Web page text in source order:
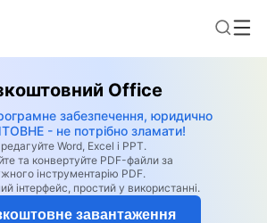
Office
забезпечення, юридично
- не потрібно зламати!
Word, Excel і PPT.
та конвертуйте PDF-файли за
інструментарію PDF.
інтерфейс, простий у використанні.
завантаження